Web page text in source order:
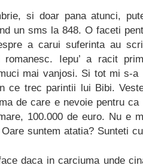
si doar pana atunci,
un sms la 848. O faceti
a carui suferinta au
Iepu’ a racit
mai vanjosi. Si tot mi s-a
ce trec parintii lui Bibi.
de care e nevoie pentru
100.000 de euro. Nu e
suntem atatia? Sunteti
daca in carciuma unde